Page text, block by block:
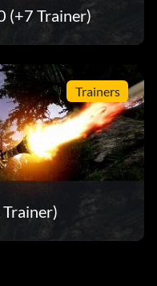
(+7 Trainer)
Trainers